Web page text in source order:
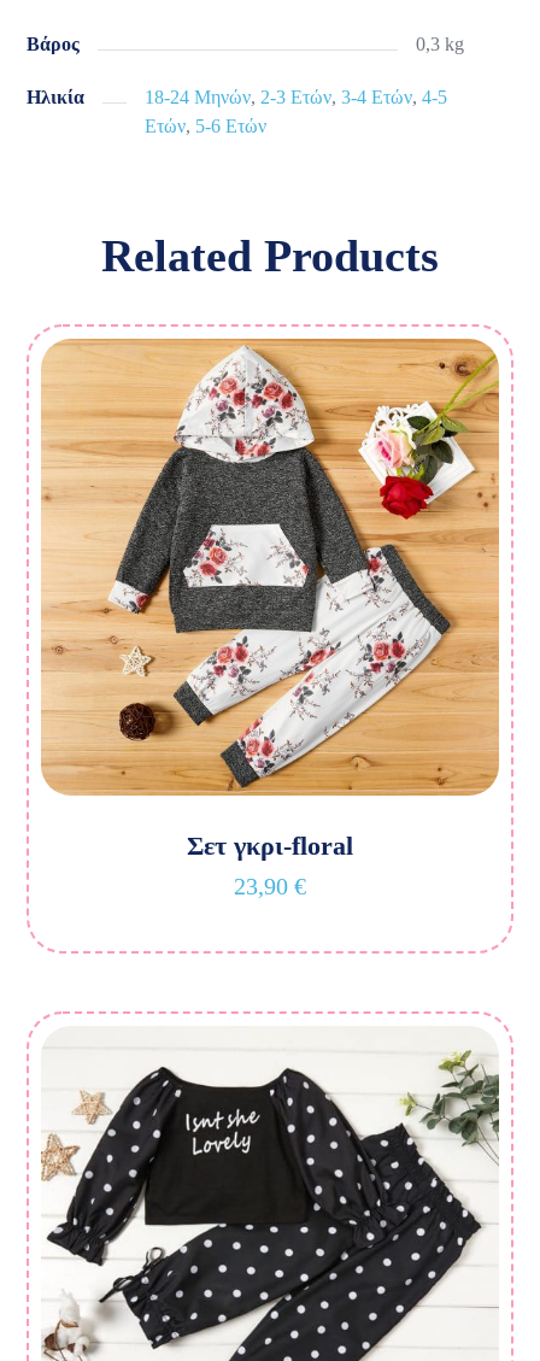
Βάρος 0,3 kg
Ηλικία 18-24 Μηνών, 2-3 Ετών,3-4 Ετών,4-5
Ετών, 5-6 Ετών
Related Products
Σετ γκρι-floral
23,90 €